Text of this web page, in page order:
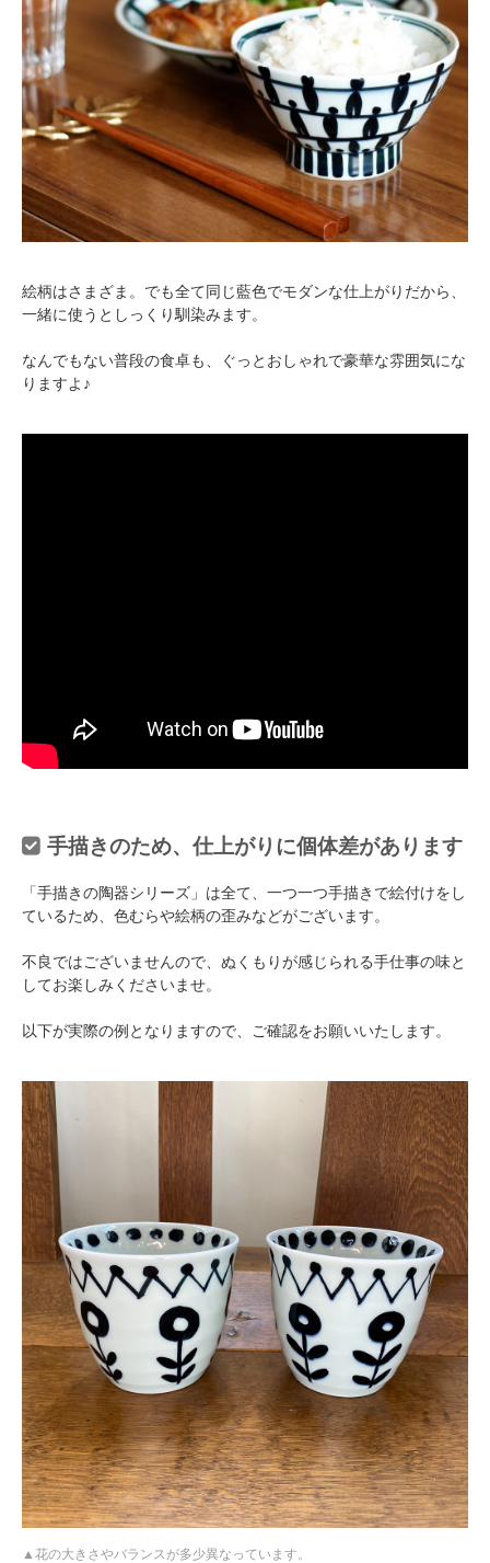
絵柄はさまざま。でも全て同じ藍色でモダンな仕上がりだから、
一緒に使うとしっくり馴染みます。
なんでもない普段の食卓も、ぐっとおしゃれで豪華な雰囲気にな
りますよ♪
手描きのため、仕上がりに個体差があります
「手描きの陶器シリーズ」は全て、一つ一つ手描きで絵付けをし
ているため、色むらや絵柄の歪みなどがございます。
不良ではございませんので、ぬくもりが感じられる手仕事の味と
してお楽しみくださいませ。
以下が実際の例となりますので、ご確認をお願いいたします。
花の大きさやバランスが多少異なっています。